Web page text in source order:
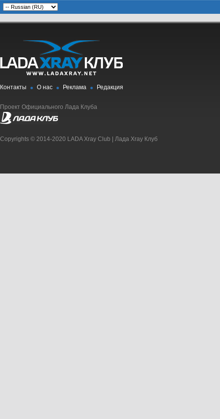
Контакты О нас Реклама Редакция
Проект Официального Лада Клуба
Copyrights © 2014-2020 LADA Xray Club | Лада Xray Клуб